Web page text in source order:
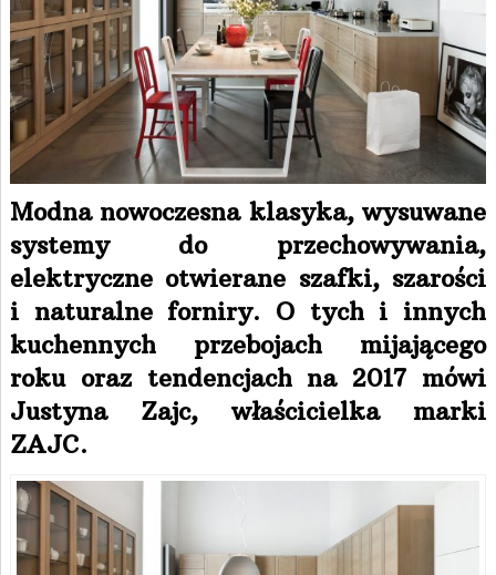
Modna nowoczesna klasyka, wysuwane
systemy do przechowywania,
elektryczne otwierane szafki, szarości
i naturalne forniry. O tych i innych
kuchennych przebojach mijającego
roku oraz tendencjach na 2017 mówi
Justyna Zajc, właścicielka marki
ZAJC.